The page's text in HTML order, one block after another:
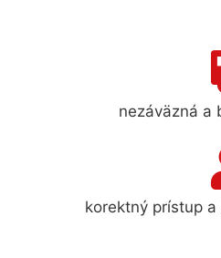
nezáväzná a
korektný prístup